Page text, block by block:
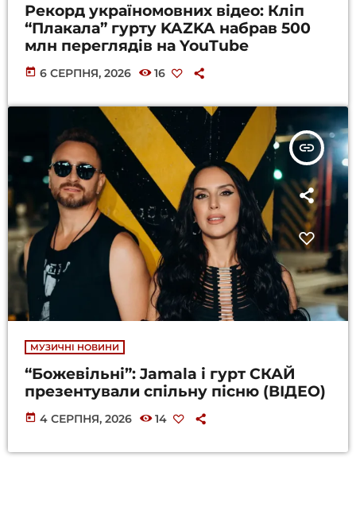
Рекорд україномовних відео: Кліп
“Плакала” гурту KAZKA набрав 500
млн переглядів на YouTube
today 6 СЕРПНЯ, 2026 16
insert_link
МУЗИЧНІ НОВИНИ
“Божевільні”: Jamala і гурт СКАЙ
презентували спільну пісню (ВІДЕО)
today 4 СЕРПНЯ, 2026 14